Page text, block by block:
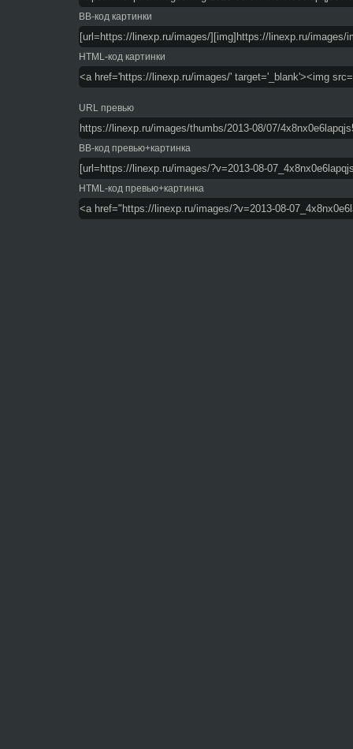
BB-код картинки
HTML-код картинки
URL превью
BB-код превью+картинка
HTML-код превью+картинка